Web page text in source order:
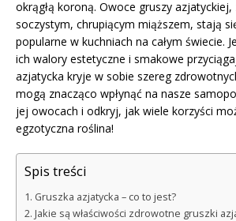
okrągłą koroną. Owoce gruszy azjatyckiej,
soczystym, chrupiącym miąższem, stają
popularne w kuchniach na całym świecie.
ich walory estetyczne i smakowe
azjatycka kryje w sobie szereg
mogą znacząco wpłynąć na nasze
jej owocach i odkryj, jak wiele korzyści
egzotyczna roślina!
Spis treści
Gruszka azjatycka – co to jest?
Jakie są właściwości zdrowotne gruszki